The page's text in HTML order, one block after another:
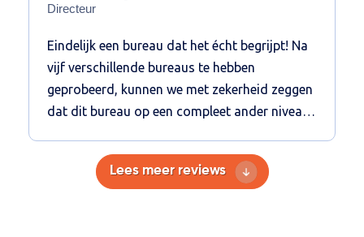
Directeur
Eindelijk een bureau dat het écht begrijpt! Na
vijf verschillende bureaus te hebben
geprobeerd, kunnen we met zekerheid zeggen
dat dit bureau op een compleet ander niveau
dat hadden de andere bureaus ook. Vanaf het
begin merkten we dat de communicatie,
Lees meer reviews